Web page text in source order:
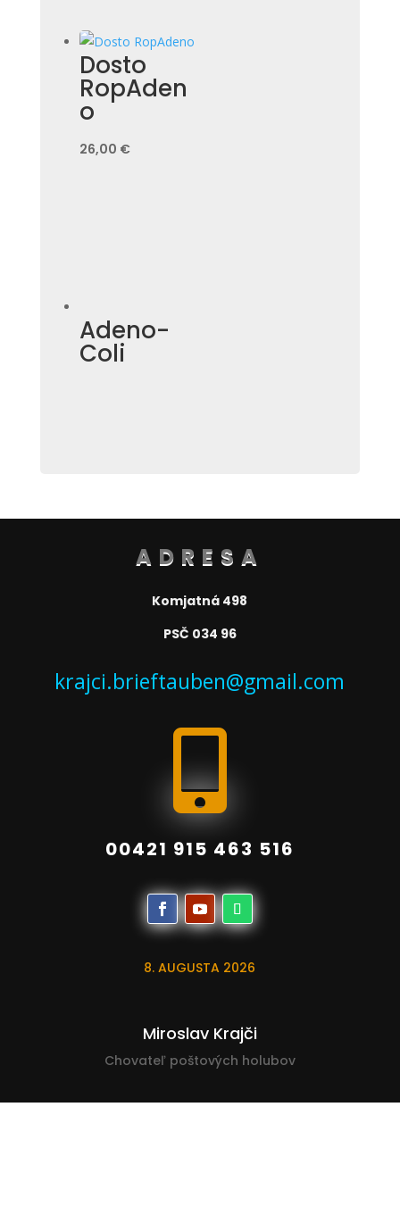
Dosto
RopAden
o
26,00 €
Adeno-
Coli
ADRESA
Komjatná 498
PSČ 034 96
krajci.brieftauben@gmail.com

00421 915 463 516
8. AUGUSTA 2026
Miroslav Krajči
Chovateľ poštových holubov